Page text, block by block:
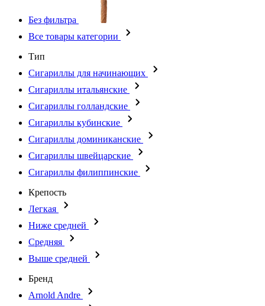
Без фильтра
Все товары категории
Тип
Сигариллы для начинающих
Сигариллы итальянские
Сигариллы голландские
Сигариллы кубинские
Сигариллы доминиканские
Сигариллы швейцарские
Сигариллы филиппинские
Крепость
Легкая
Ниже средней
Средняя
Выше средней
Бренд
Arnold Andre